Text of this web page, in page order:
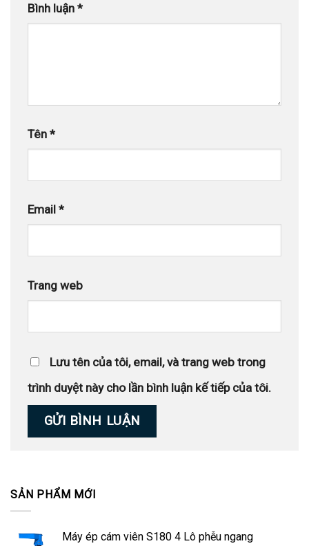
Bình luận *
Tên *
Email *
Trang web
Lưu tên của tôi, email, và trang web trong
trình duyệt này cho lần bình luận kế tiếp của tôi.
SẢN PHẨM MỚI
Máy ép cám viên S180 4 Lô phễu ngang